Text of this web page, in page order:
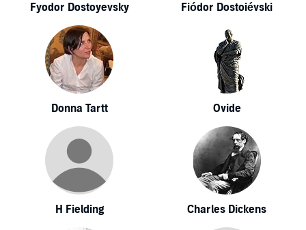
Fyodor Dostoyevsky Fiódor Dostoiévski
Donna Tartt Ovide
H Fielding Charles Dickens